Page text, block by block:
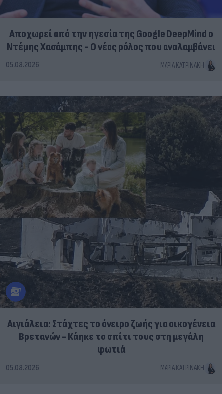
Αποχωρεί από την ηγεσία της Google DeepMind ο
Ντέμης Χασάμπης - Ο νέος ρόλος που αναλαμβάνει
05.08.2026 ΜΑΡΊΑ ΚΑΤΡΙΝΆΚΗ
Αιγιάλεια: Στάχτες το όνειρο ζωής για οικογένεια
Βρετανών - Κάηκε το σπίτι τους στη μεγάλη
φωτιά
05.08.2026 ΜΑΡΊΑ ΚΑΤΡΙΝΆΚΗ